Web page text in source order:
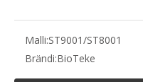
Malli:ST9001/ST8001
Brändi:BioTeke